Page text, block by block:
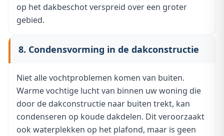
op het dakbeschot verspreid over een groter
gebied.
8. Condensvorming in de dakconstructie
Niet alle vochtproblemen komen van buiten.
Warme vochtige lucht van binnen uw woning die
door de dakconstructie naar buiten trekt, kan
condenseren op koude dakdelen. Dit veroorzaakt
ook waterplekken op het plafond, maar is geen